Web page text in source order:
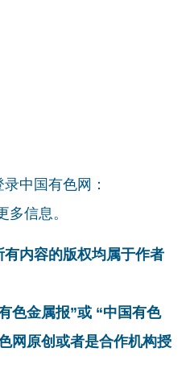
中国有色网：
多信息。
内容的版权均属于作者
色金属报”或 “中国有色
网原创或者是合作机构授